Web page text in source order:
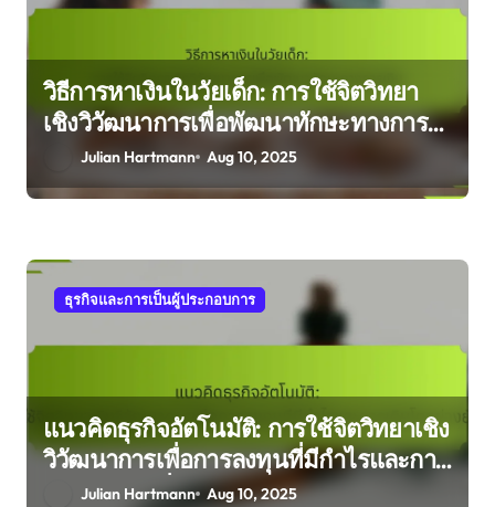
วิธีการหาเงินในวัยเด็ก: การใช้จิตวิทยา
เชิงวิวัฒนาการเพื่อพัฒนาทักษะทางการ
Julian Hartmann Aug 10, 2025
ธุรกิจและการเป็นผู้ประกอบการ
แนวคิดธุรกิจอัตโนมัติ: การใช้จิตวิทยาเชิง
วิวัฒนาการเพื่อการลงทุนที่มีกำไรและการ
เติบโตอย่างยั่งยืน
Julian Hartmann Aug 10, 2025